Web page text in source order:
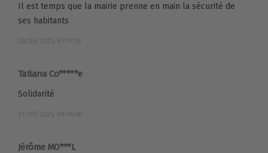
Il est temps que la mairie prenne en main la sécurité de
ses habitants
28/05/2025, 07:17:35
Tatiana Co*****e
Solidarité
27/05/2025, 08:36:56
Jérôme MO***L